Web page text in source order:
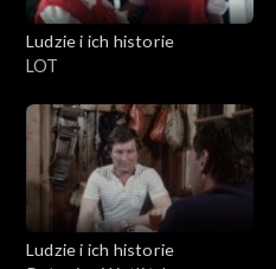
Ludzie i ich historie
LOT
Ludzie i ich historie